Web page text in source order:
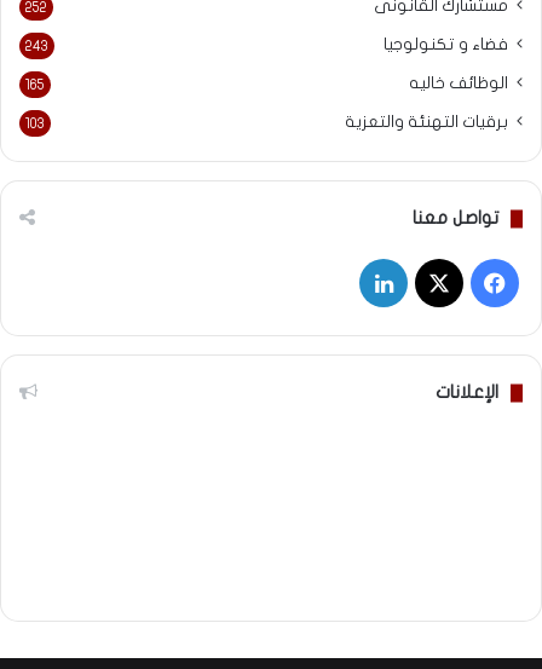
مستشارك القانونى 252
فضاء و تكنولوجيا 243
الوظائف خاليه 165
برقيات التهنئة والتعزية 103
تواصل معنا
فيسبوك
‫X لينكدإن
الإعلانات